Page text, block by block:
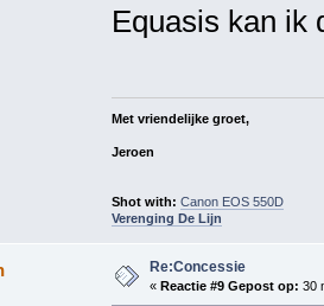
Equasis kan ik
Met vriendelijke groet,
Jeroen
Shot with: Canon EOS 550D
Verenging De Lijn
Re:Concessie
« Reactie #9 Gepost op: 30